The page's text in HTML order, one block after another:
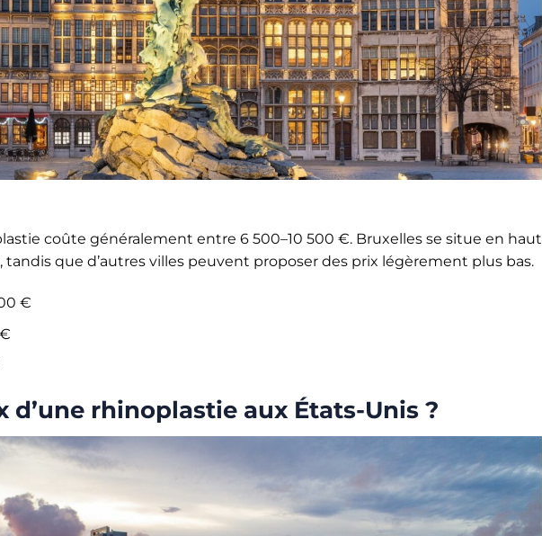
coûte généralement entre 6 500–10 500 €. Bruxelles se situe en haut
que d’autres villes peuvent proposer des prix légèrement plus bas.
€
d’une rhinoplastie aux États-Unis ?